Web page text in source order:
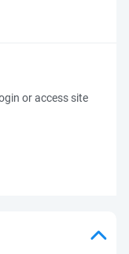
or access site